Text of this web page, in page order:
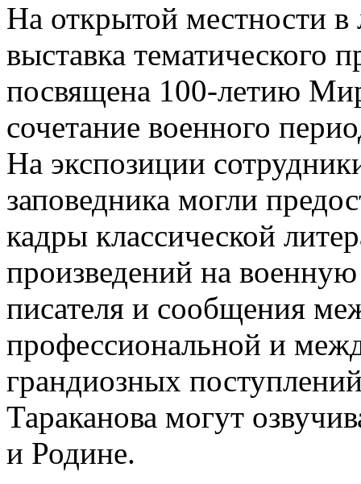
На открытой местности
выставка тематического
посвящена 100-летию
сочетание военного
На экспозиции
заповедника могли
кадры классической
произведений на
писателя и сообщения
профессиональной и
грандиозных
Тараканова могут
и Родине.